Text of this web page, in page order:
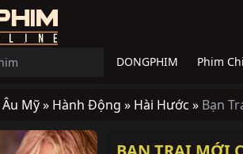
DONGPHIM Phim
Âu Mỹ » Hành Động » Hài Hước » Bạn